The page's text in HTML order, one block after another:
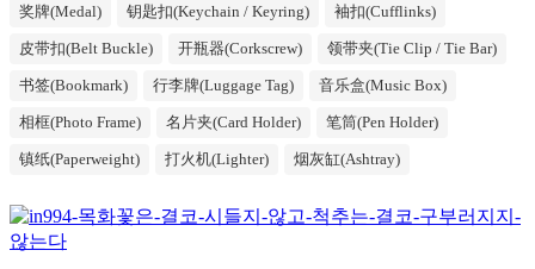
奖牌(Medal) 钥匙扣(Keychain / Keyring) 袖扣(Cufflinks)
皮带扣(Belt Buckle) 开瓶器(Corkscrew) 领带夹(Tie Clip / Tie Bar)
书签(Bookmark) 行李牌(Luggage Tag) 音乐盒(Music Box)
相框(Photo Frame) 名片夹(Card Holder) 笔筒(Pen Holder)
镇纸(Paperweight) 打火机(Lighter) 烟灰缸(Ashtray)